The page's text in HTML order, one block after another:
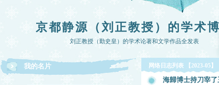
京都静源（刘正教授）的学术
刘正教授（勤史皇）的学术论著和文学作品全发表
我的名片 网络日志列表 【2023-05】
海歸博士持刀宰